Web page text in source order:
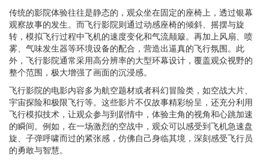
传统的影院体验往往是静态的，观众坐在固定的座椅上，透过银幕
观察故事的发生。而飞行影院则通过动感座椅的倾斜、摇摆与旋
转，模拟飞行过程中飞机的速度变化和气流颠簸。再加上风扇、喷
雾、气味发生器等环境设备的配合，营造出逼真的飞行氛围。此
外，飞行影院通常采用高分辨率的大型环幕设计，覆盖观众视野的
整个范围，极大增强了画面的沉浸感。
飞行影院的电影内容多为航空题材或者科幻冒险类，如空战大片、
宇宙探险和极限飞行等。这些影片不仅故事精彩纷呈，还充分利用
飞行模拟技术，让观众参与到剧情中，体验主角的视角和心跳加速
的瞬间。例如，在一场激烈的空战中，观众可以感受到飞机急速盘
旋、子弹呼啸而过的紧张感，仿佛自己身临其境，深刻感受飞行员
的勇敢与智慧。